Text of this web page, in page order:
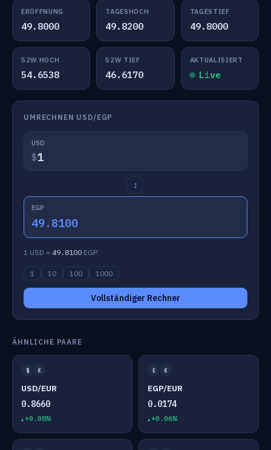
ERÖFFNUNG
49.8000
TAGESHOCH
49.8200
TAGESTIEF
49.8000
52W HOCH
54.6538
52W TIEF
46.6170
AKTUALISIERT
Live
UMRECHNEN USD/EGP
USD
$
↕
EGP
49.8100
1 USD = 49.8100 EGP
1 10 100 1000
Vollständiger Rechner
ÄHNLICHE PAARE
$ €
USD/EUR
0.8660
+0.08%
£ €
EGP/EUR
0.0174
+0.06%